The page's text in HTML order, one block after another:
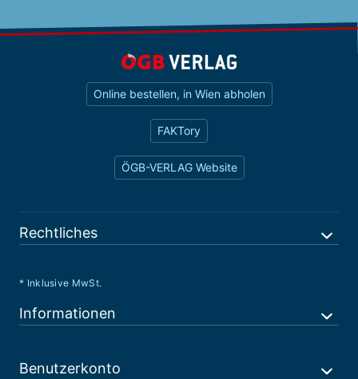
Online bestellen, in Wien abholen
FAKTory
ÖGB-VERLAG Website
Rechtliches
* Inklusive MwSt.
Informationen
Benutzerkonto